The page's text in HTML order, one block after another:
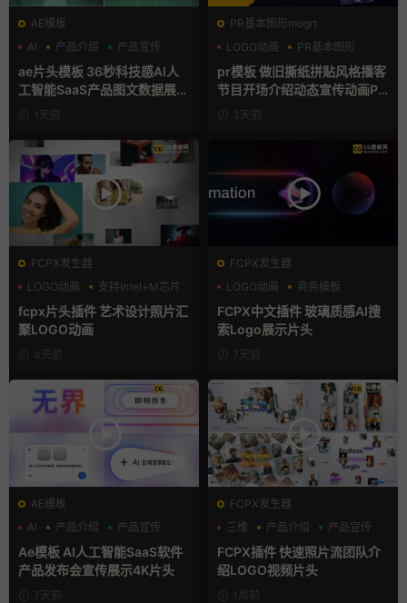
AE模板
AI
产品介绍 产品宣传
ae片头模板 36秒科技感AI人
工智能SaaS产品图文数据展示
宣传视频AE模板
1天前
PR基本图形mogrt
LOGO动画
PR基本图形
复古风
pr模板 做旧撕纸拼贴风格播客
节目开场介绍动态宣传动画PR
模版3天前
FCPX发生器
LOGO动画
支持Intel+M芯片
汇聚
fcpx片头插件 艺术设计照片汇
聚LOGO动画
4天前
FCPX发生器
LOGO动画
商务模板
支持Intel+M芯片
FCPX中文插件 玻璃质感AI搜
索Logo展示片头
7天前
AE模板
AI
产品介绍 产品宣传
Ae模板 AI人工智能SaaS软件
产品发布会宣传展示4K片头
7天前
FCPX发生器
三维
产品介绍 产品宣传
FCPX插件 快速照片流团队介
绍LOGO视频片头
1周前